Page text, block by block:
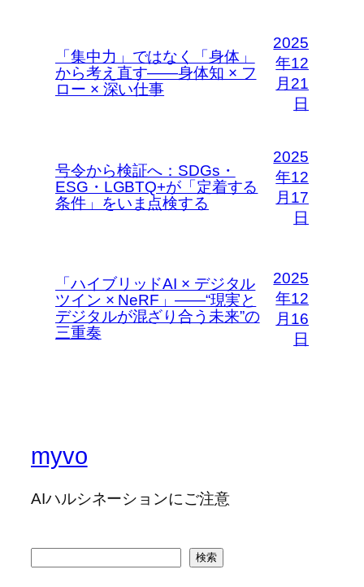
「集中力」ではなく「身体」
から考え直す――身体知 × フ
ロー × 深い仕事
2025
年12
月21
日
号令から検証へ：SDGs・
ESG・LGBTQ+が「定着する
条件」をいま点検する
2025
年12
月17
日
「ハイブリッドAI × デジタル
ツイン × NeRF」――“現実と
デジタルが混ざり合う未来”の
三重奏
2025
年12
月16
日
myvo
AIハルシネーションにご注意
検索